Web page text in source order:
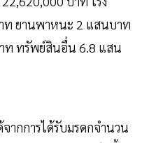
ท ยานพาหนะ 2 แสนบาท
ท ทรัพย์สินอื่น 6.8 แสน
ากการได้รับมรดกจำนวน